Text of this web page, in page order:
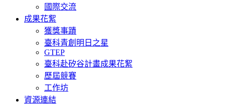
國際交流
成果花絮
獲獎事蹟
臺科青創明日之星
GTEP
臺科赴矽谷計畫成果花絮
歷屆競賽
工作坊
資源連結